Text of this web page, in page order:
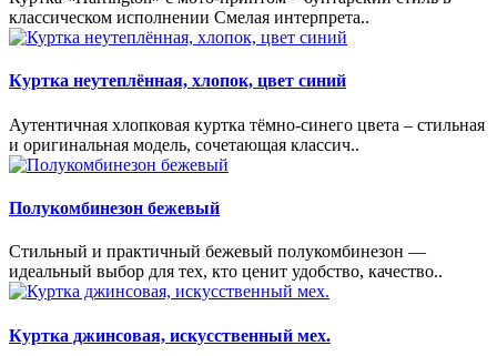
классическом исполнении Смелая интерпрета..
Куртка неутеплённая, хлопок, цвет синий
Аутентичная хлопковая куртка тёмно-синего цвета – стильная
и оригинальная модель, сочетающая классич..
Полукомбинезон бежевый
Стильный и практичный бежевый полукомбинезон —
идеальный выбор для тех, кто ценит удобство, качество..
Куртка джинсовая, искусственный мех.